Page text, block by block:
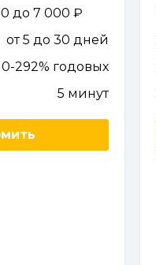
до 7 000
от 5 до 30 дней
0-292% годовых
5 минут